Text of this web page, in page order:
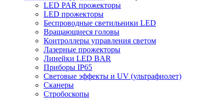
LED PAR прожекторы
LED прожекторы
Беспроводные светильники LED
Вращающиеся головы
Контроллеры управления светом
Лазерные прожекторы
Линейки LED BAR
Приборы IP65
Световые эффекты и UV (ультрафиолет)
Сканеры
Стробоскопы